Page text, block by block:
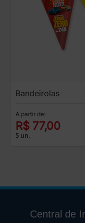
Bandeirolas
A partir de:
R$ 77,00
5 un.
Central de